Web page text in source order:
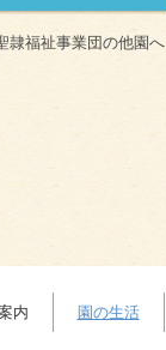
隷福祉事業団の他園へ
内 園の生活